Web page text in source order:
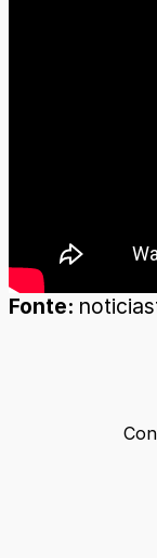
Fonte: